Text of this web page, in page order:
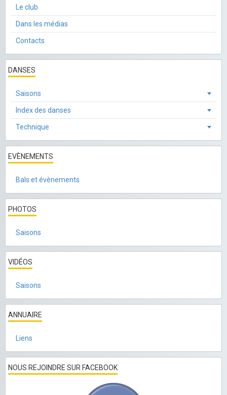
Le club
Dans les médias
Contacts
DANSES
Saisons
Index des danses
Technique
EVÈNEMENTS
Bals et évènements
PHOTOS
Saisons
VIDÉOS
Saisons
ANNUAIRE
Liens
NOUS REJOINDRE SUR FACEBOOK